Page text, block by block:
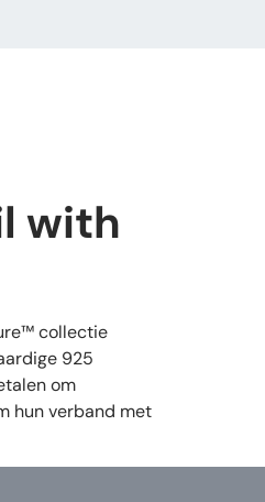
with
collectie
925
om
hun verband met